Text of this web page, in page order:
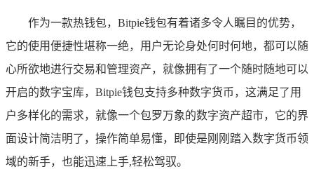
作为一款热钱包，Bitpie钱包有着诸多令人瞩目的优势，
它的使用便捷性堪称一绝，用户无论身处何时何地，都可以随
心所欲地进行交易和管理资产，就像拥有了一个随时随地可以
开启的数字宝库，Bitpie钱包支持多种数字货币，这满足了用
户多样化的需求，就像一个包罗万象的数字资产超市，它的界
面设计简洁明了，操作简单易懂，即使是刚刚踏入数字货币领
域的新手，也能迅速上手,轻松驾驭。